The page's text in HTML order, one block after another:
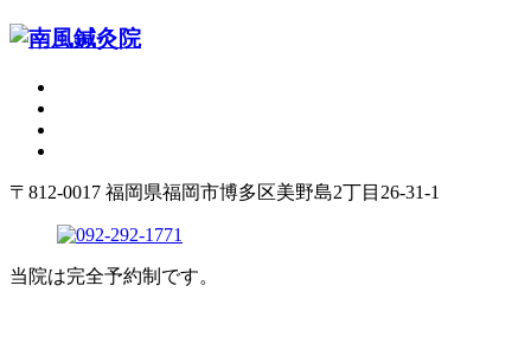
〒812-0017 福岡県福岡市博多区美野島2丁目26-31-1
当院は完全予約制です。